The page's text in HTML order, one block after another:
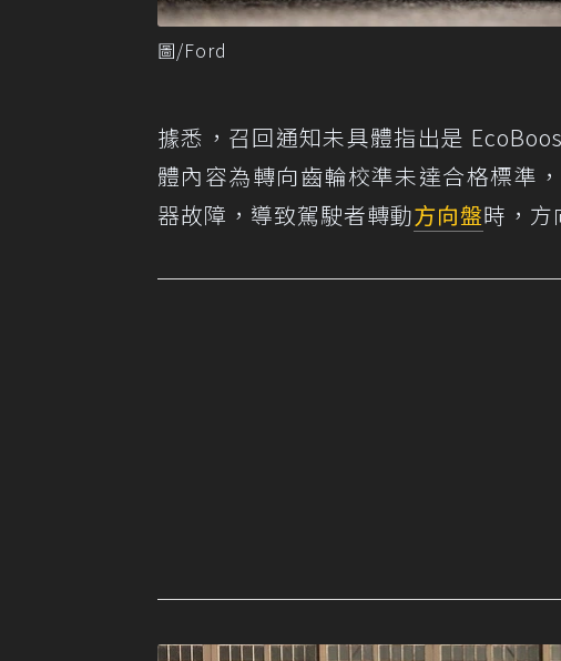
圖/Ford
據悉，召回通知未具體指出是
體內容為轉向齒輪校準未達合格標準
器故障，導致駕駛者轉動方向盤時，方